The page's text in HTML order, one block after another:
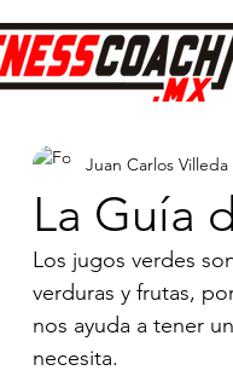
La Guía
Juan Carlos Villeda
Los jugos verdes
verduras y frutas,
nos ayuda a tener
necesita.